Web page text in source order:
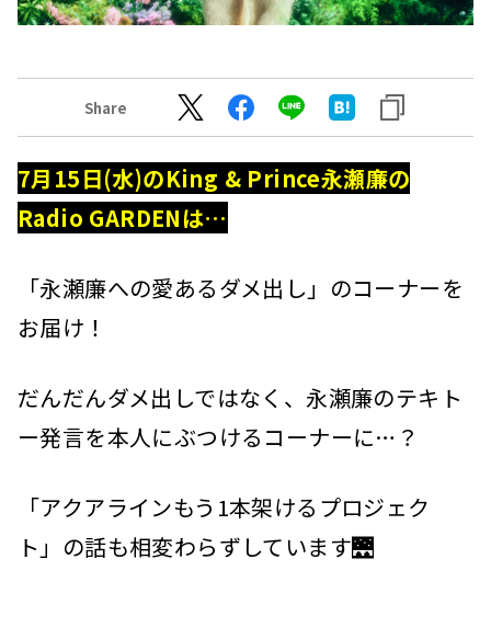
Share
7月15日(水)のKing & Prince永瀬廉の
Radio GARDENは…
「永瀬廉への愛あるダメ出し」のコーナーを
お届け！
だんだんダメ出しではなく、永瀬廉のテキト
ー発言を本人にぶつけるコーナーに…？
「アクアラインもう1本架けるプロジェク
ト」の話も相変わらずしています🌉